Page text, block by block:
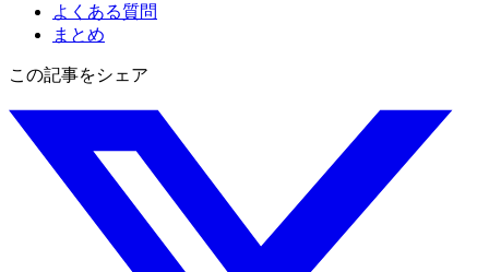
よくある質問
まとめ
この記事をシェア